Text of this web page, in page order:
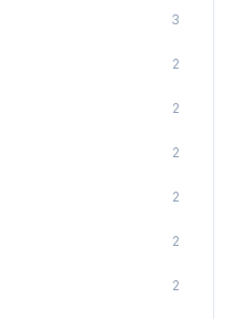
3
2
2
2
2
2
2